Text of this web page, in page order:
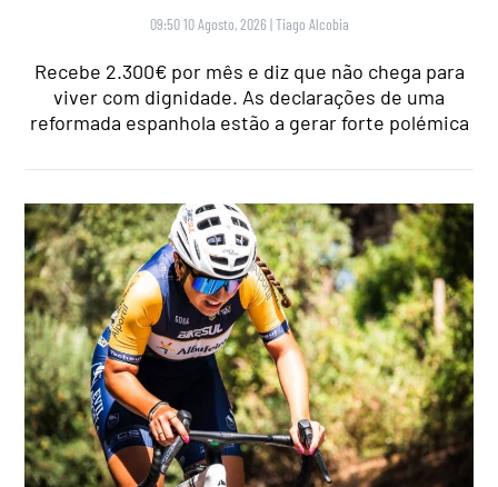
09:50 10 Agosto, 2026 |Tiago Alcobia
Recebe 2.300€ por mês e diz que não chega para
viver com dignidade. As declarações de uma
reformada espanhola estão a gerar forte polémica